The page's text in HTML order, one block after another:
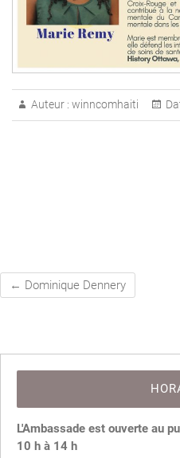
Auteur : winncomhaiti
← Dominique Dennery
L'Ambassade est ouverte au
10 h à 14 h